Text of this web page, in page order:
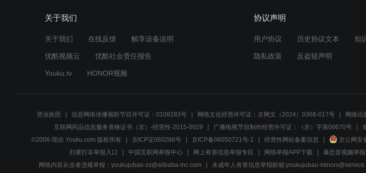
关于我们
关于我们 在线反馈 帧享设备说明
优酷视频云 优酷社会责任报告
Youku.tv HONOR视频
协议声明
用户协议 历史协议文本 知
隐私政策 反盗链声明
营业执照 信息网络传播视听节目许可证：0108283号 网络文化经营许可证：京网文（2024）0368-017号 网络出
互联网药品信息服务资格证书（京）-经营性-2015-0029
广播电视节目制作经营许可证：（京）字第00670号
©2006-现在 Youku.com 版权所有
京ICP证060288号 京ICP备06050721号-1 经营性网站备案信息 京公网安
扫黄打非举报入口
中国互联网举报中心 网上有害信息举报专区 网络举报APP下载 暴恐音视频举报
网络内容从业者违规举报：youkujubao-zx@alibaba-inc.com
未成年人有害信息举报邮箱:youkujubao-